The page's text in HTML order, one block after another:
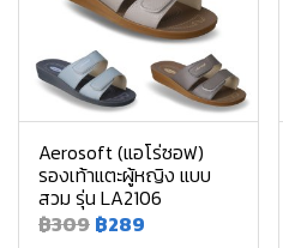
Aerosoft (แอโร่ซอฟ)
รองเท้าแตะผู้หญิง แบบ
สวม รุ่น LA2106
฿309 ฿289